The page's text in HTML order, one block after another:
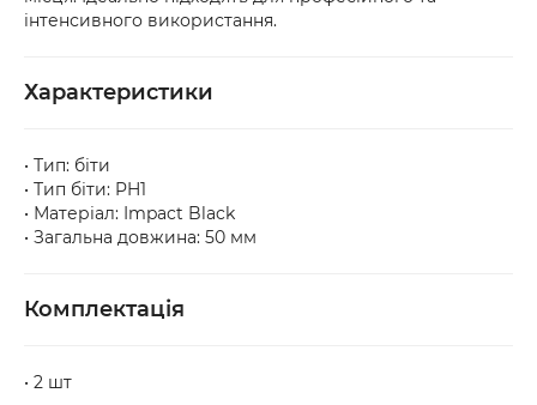
оформіть акт разом із працівником служби
доставки.
інтенсивного використання.
Характеристики
• Тип: біти
• Тип біти: PH1
• Матеріал: Impact Black
• Загальна довжина: 50 мм
Комплектація
• 2 шт